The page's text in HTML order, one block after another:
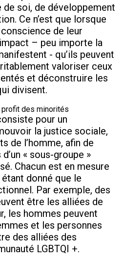
soi, de développement
Ce n’est que lorsque
de leur
– peu importe la
- qu’ils peuvent
valoriser ceux
et déconstruire les
divisent.
des minorités
pour un
la justice sociale,
de l’homme, afin de
« sous-groupe »
Chacun est en mesure
étant donné que le
Par exemple, des
être les alliées de
les hommes peuvent
et les personnes
des alliées des
LGBTQI +.